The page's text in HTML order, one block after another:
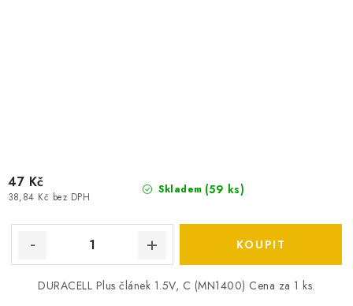
Skladem (59 ks)
38,84 Kč bez DPH
47 Kč
DURACELL Plus článek 1.5V, C (MN1400) Cena za 1 ks.